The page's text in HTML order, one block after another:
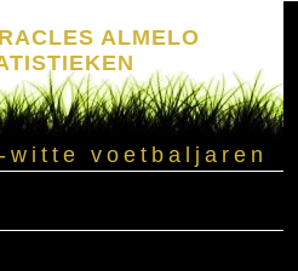
ALMELO
witte voetbaljaren